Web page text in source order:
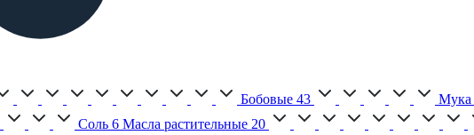
Бобовые 43 Мука
Соль 6 Масла растительные 20